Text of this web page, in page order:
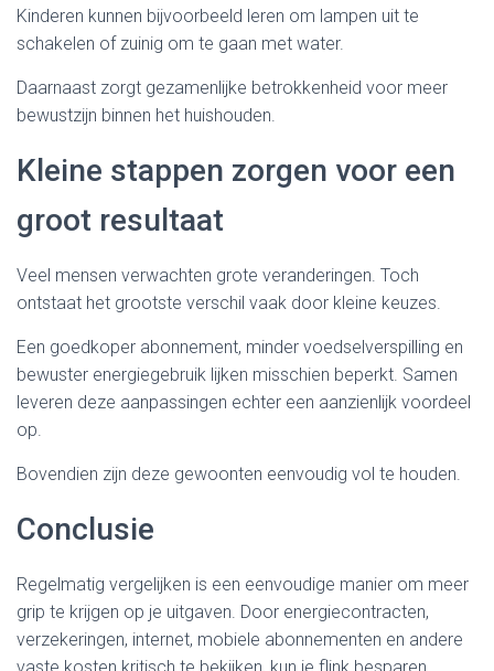
Kinderen kunnen bijvoorbeeld leren om lampen uit te
schakelen of zuinig om te gaan met water.
Daarnaast zorgt gezamenlijke betrokkenheid voor meer
bewustzijn binnen het huishouden.
Kleine stappen zorgen voor een
groot resultaat
Veel mensen verwachten grote veranderingen. Toch
ontstaat het grootste verschil vaak door kleine keuzes.
Een goedkoper abonnement, minder voedselverspilling en
bewuster energiegebruik lijken misschien beperkt. Samen
leveren deze aanpassingen echter een aanzienlijk voordeel
op.
Bovendien zijn deze gewoonten eenvoudig vol te houden.
Conclusie
Regelmatig vergelijken is een eenvoudige manier om meer
grip te krijgen op je uitgaven. Door energiecontracten,
verzekeringen, internet, mobiele abonnementen en andere